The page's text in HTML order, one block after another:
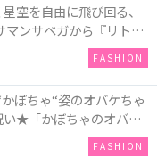
空を自由に飛び回る、
ンサベガから『リトル
バーサリーイヤー』を
FASHION
ぼちゃ“姿のオバケちゃ
い★「かぼちゃのオバケ
！Q-pot CAFE.では
レート」も登場
FASHION